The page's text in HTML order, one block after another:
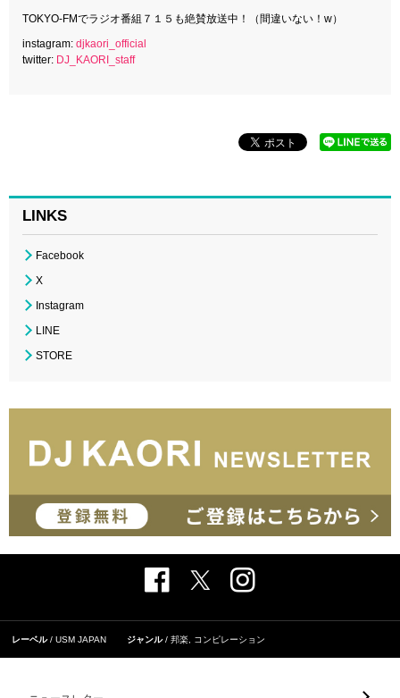
TOKYO-FMでラジオ番組７１５も絶賛放送中！（間違いない！w）
instagram: djkaori_official
twitter: DJ_KAORI_staff
LINKS
Facebook
X
Instagram
LINE
STORE
レーベル USM JAPAN ジャンル 邦楽 コンピレーション